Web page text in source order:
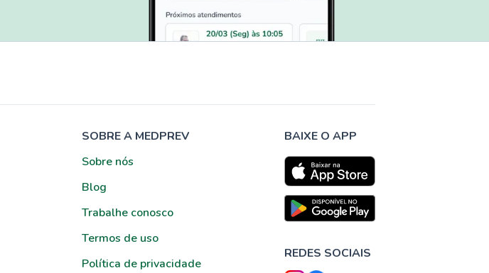
SOBRE A MEDPREV
Sobre nós
Blog
Trabalhe conosco
Termos de uso
Política de privacidade
BAIXE O APP
REDES SOCIAIS